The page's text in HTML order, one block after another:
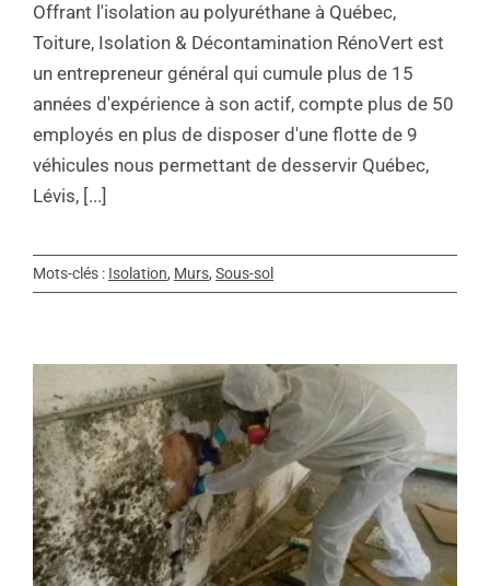
Offrant l'isolation au polyuréthane à Québec,
Toiture, Isolation & Décontamination RénoVert est
un entrepreneur général qui cumule plus de 15
années d'expérience à son actif, compte plus de 50
employés en plus de disposer d'une flotte de 9
véhicules nous permettant de desservir Québec,
Lévis, [...]
Mots-clés : Isolation, Murs, Sous-sol